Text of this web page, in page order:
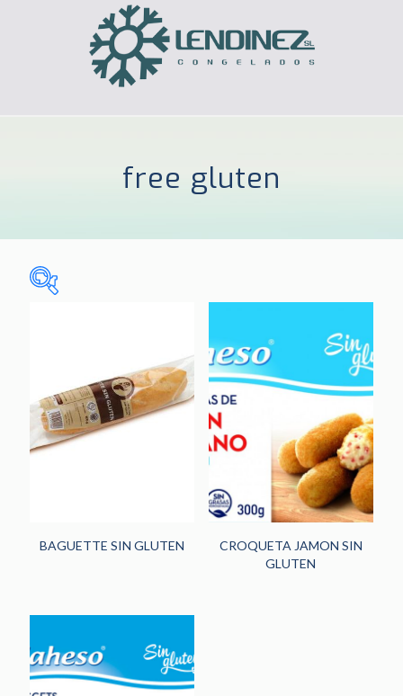
free gluten
HOGAR(185)
HORECA
(242)
PANADERÍA Y
BAGUETTE SIN GLUTEN
CROQUETA JAMON SIN
GLUTEN